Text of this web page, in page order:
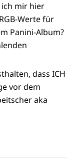
ich mir hier
Werte für
Panini-Album?
dass ICH
vor dem
aka